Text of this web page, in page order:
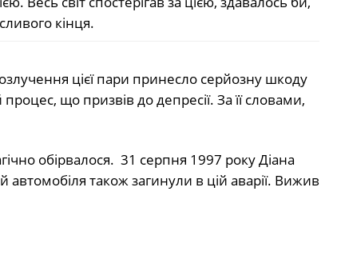
кінця.
цієї пари принесло серйозну шкоду
що призвів до депресії. За її словами,
обірвалося. 31 серпня 1997 року Діана
автомобіля також загинули в цій аварії. Вижив